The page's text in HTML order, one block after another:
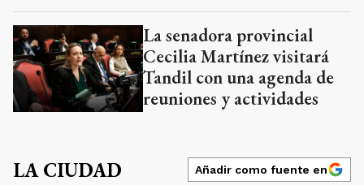
La senadora provincial
Cecilia Martínez visitará
Tandil con una agenda de
reuniones y actividades
LA CIUDAD Añadir como fuente en